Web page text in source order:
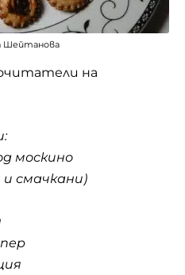
Шейтанова
на
москино
и смачкани)